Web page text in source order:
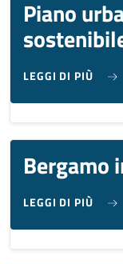
Piano
LEGGI DI PIÙSU
Bergamo
LEGGI DI PIÙSU